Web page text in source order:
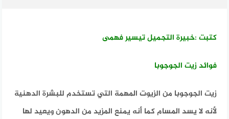
كتبت :خبيرة التجميل تيسير فهمى
فوائد زيت الجوجوبا
زيت الجوجوبا من الزيوت المهمة التي تستخدم للبشرة الدهنية
لأنه لا يسد المسام كما أنه يمنع المزيد من الدهون ويعيد لها